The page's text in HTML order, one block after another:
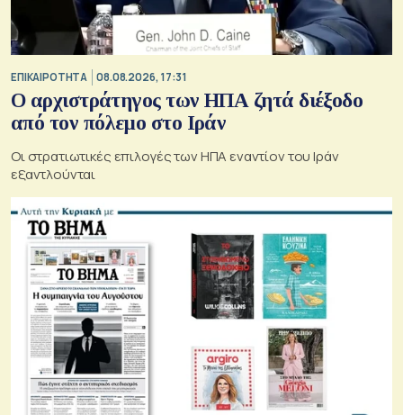
ΕΠΙΚΑΙΡΟΤΗΤΑ 08.08.2026, 17:31
Ο αρχιστράτηγος των ΗΠΑ ζητά διέξοδο
από τον πόλεμο στο Ιράν
Οι στρατιωτικές επιλογές των ΗΠΑ εναντίον του Ιράν
εξαντλούνται